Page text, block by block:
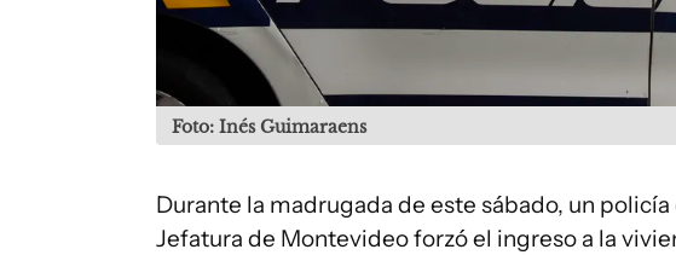
Foto: Inés Guimaraens
Durante la madrugada de este sábado, un
Jefatura de Montevideo forzó el ingreso a la